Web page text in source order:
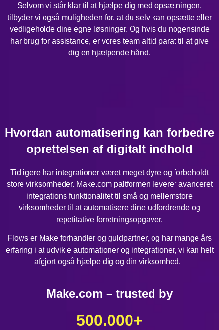
Selvom vi står klar til at hjælpe dig med opsætningen,
tilbyder vi også muligheden for, at du selv kan opsætte eller
vedligeholde dine egne løsninger. Og hvis du nogensinde
har brug for assistance, er vores team altid parat til at give
dig en hjælpende hånd.
Hvordan automatisering kan forbedre
oprettelsen af digitalt indhold
Tidligere har integrationer været meget dyre og forbeholdt
store virksomheder. Make.com paltformen leverer avanceret
integrations funktionalitet til små og mellemstore
virksomheder til at automatisere dine udfordrende og
repetitative forretningsopgaver.
Flows er Make forhandler og guldpartner, og har mange års
erfaring i at udvikle automationer og integrationer, vi kan helt
afgjort også hjælpe dig og din virksomhed.
Make.com – trusted by
500.000+